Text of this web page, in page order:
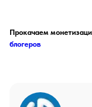
Прокачаем
блогеров